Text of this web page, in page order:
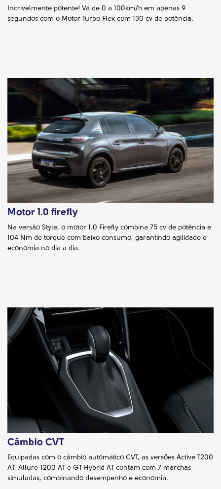
Incrivelmente potente! Vá de 0 a 100km/h em apenas 9
segundos com o Motor Turbo Flex com 130 cv de potência.
Motor 1.0 firefly
Na versão Style, o motor 1.0 Firefly combina 75 cv de potência e
104 Nm de torque com baixo consumo, garantindo agilidade e
economia no dia a dia.
Câmbio CVT
Equipadas com o câmbio automático CVT, as versões Active T200
AT, Allure T200 AT e GT Hybrid AT contam com 7 marchas
simuladas, combinando desempenho e economia.